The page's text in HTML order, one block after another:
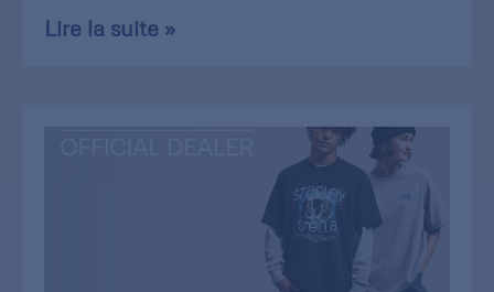
Lire la suite »